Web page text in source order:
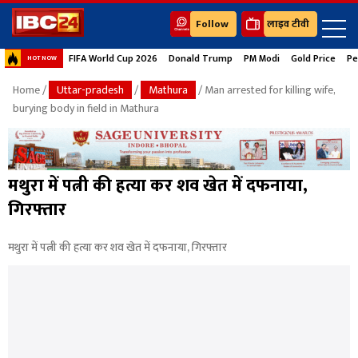
Follow लाइव टीवी
HOT NOW FIFA World Cup 2026 Donald Trump PM Modi Gold Price
Home/ Uttar-pradesh / Mathura
/ Man arrested for killing wife,
burying body in field in Mathura
मथुरा में पत्नी की हत्या कर शव खेत में दफनाया,
गिरफ्तार
मथुरा में पत्नी की हत्या कर शव खेत में दफनाया, गिरफ्तार